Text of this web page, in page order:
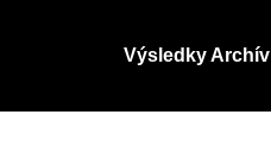
Výsledky Archív